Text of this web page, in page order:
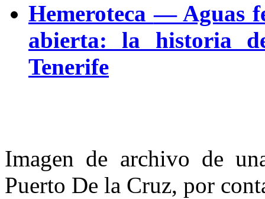
Hemeroteca— Aguas
abierta: la historia
Tenerife
Imagen de archivo de
Puerto De la Cruz, por